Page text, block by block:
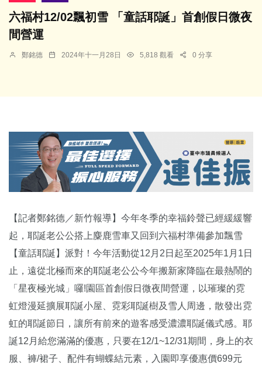
六福村12/02飄初雪 「童話耶誕」首創假日微夜
間營運
鄭銘德 2024年十一月28日 5,818 觀看 0 分享
【記者鄭銘德／新竹報導】今年冬季的幸福鈴聲已經緩緩響
起，耶誕老公公搭上麋鹿雪車又回到六福村準備參加飄雪
【童話耶誕】派對！今年活動從12月2日起至2025年1月1日
止，遠從北極而來的耶誕老公公今年搬新家降臨在最熱鬧的
「星夜極光城」囉!園區首創假日微夜間營運，以璀璨的霓
虹燈漫延擴展耶誕小屋、霓彩耶誕樹及雪人周邊，散發出霓
虹的耶誕節日，讓所有前來的遊客感受濃濃耶誕儀式感。耶
誕12月給您滿滿的優惠，只要在12/1~12/31期間，身上的衣
服、褲/裙子、配件有蝴蝶結元素，入園即享優惠價699元